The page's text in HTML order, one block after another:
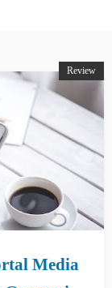
Review
Media